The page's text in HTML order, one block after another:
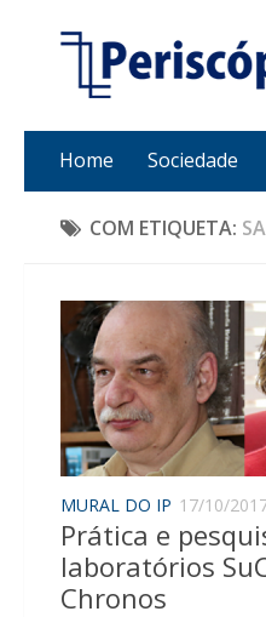
Home Sociedade
COM ETIQUETA:
MURAL DO IP 17/10/
Prática e
laboratórios
Chronos